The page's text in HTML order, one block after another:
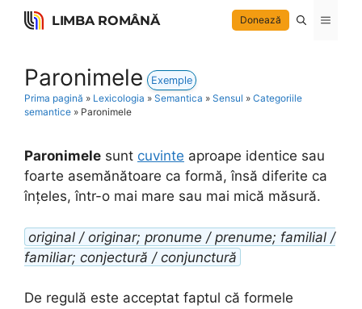
Skip
LIMBA ROMÂNĂ Donează Menu
Paronimele
Exemple
Prima pagină » Lexicologia » Semantica » Sensul » Categoriile
semantice » Paronimele
Paronimele sunt cuvinte aproape identice sau
foarte asemănătoare ca formă, însă diferite ca
înțeles, într-o mai mare sau mai mică măsură.
original / originar; pronume / prenume; familial /
familiar; conjectură / conjunctură
De regulă este acceptat faptul că formele